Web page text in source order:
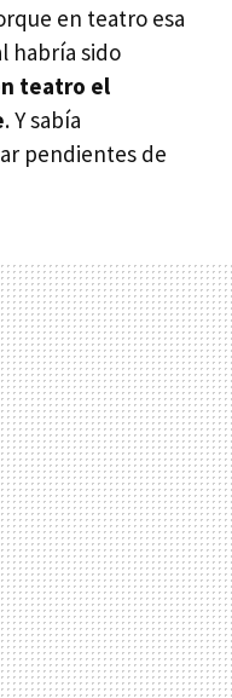
en teatro esa
habría sido
teatro el
. Y sabía
pendientes de